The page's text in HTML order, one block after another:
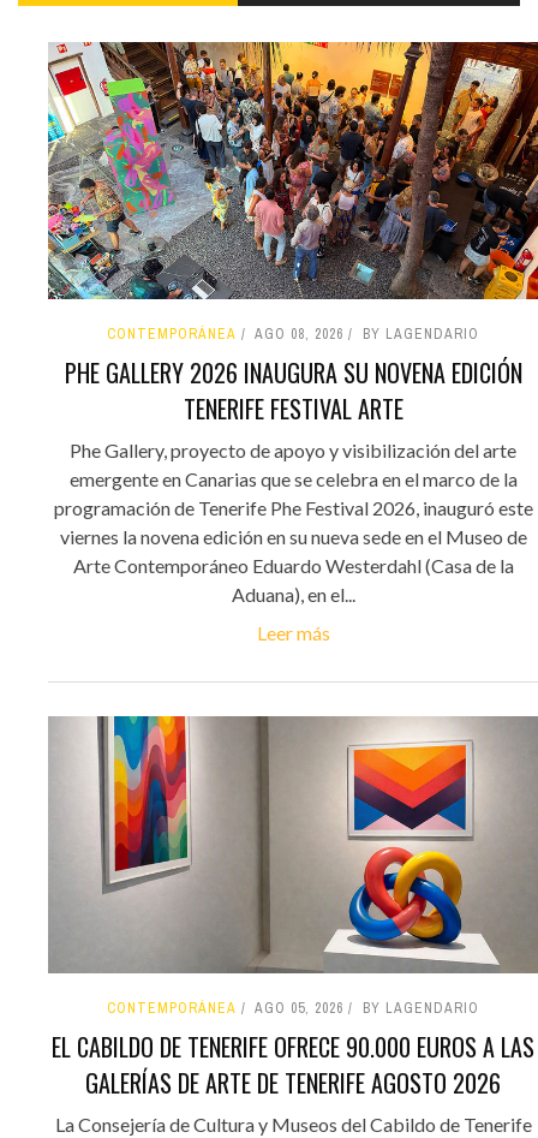
CONTEMPORÁNEA AGO 08, 2026 BY LAGENDARIO
PHE GALLERY 2026 INAUGURA SU NOVENA EDICIÓN
TENERIFE FESTIVAL ARTE
Phe Gallery, proyecto de apoyo y visibilización del arte
emergente en Canarias que se celebra en el marco de la
programación de Tenerife Phe Festival 2026, inauguró este
viernes la novena edición en su nueva sede en el Museo de
Arte Contemporáneo Eduardo Westerdahl (Casa de la
Aduana), en el...
Leer más
CONTEMPORÁNEA AGO 05, 2026 BY LAGENDARIO
EL CABILDO DE TENERIFE OFRECE 90.000 EUROS A LAS
GALERÍAS DE ARTE DE TENERIFE AGOSTO 2026
La Consejería de Cultura y Museos del Cabildo de Tenerife